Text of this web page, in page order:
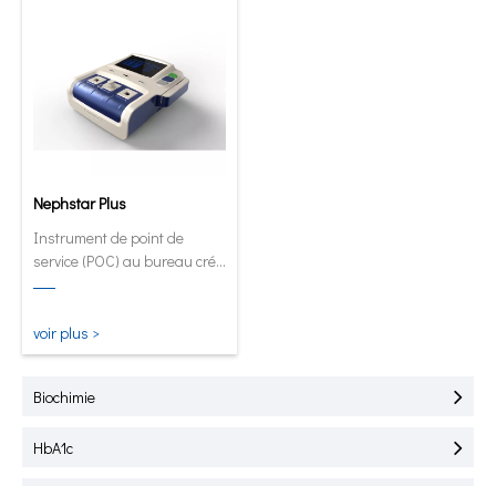
Nephstar Plus
Instrument de point de
service (POC) au bureau créé
pour le test rapide de
mALB et de la SAA.
voir plus >
Biochimie
HbA1c